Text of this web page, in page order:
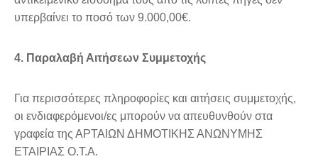
υπερβαίνει το ποσό των 9.000,00€.
4. Παραλαβή Αιτήσεων Συμμετοχής
Για περισσότερες πληροφορίες και αιτήσεις συμμετοχής,
οι ενδιαφερόμενοι/ες μπορούν να απευθυνθούν στα
γραφεία της ΑΡΤΑΙΩΝ ΔΗΜΟΤΙΚΗΣ ΑΝΩΝΥΜΗΣ
ΕΤΑΙΡΙΑΣ Ο.Τ.Α.